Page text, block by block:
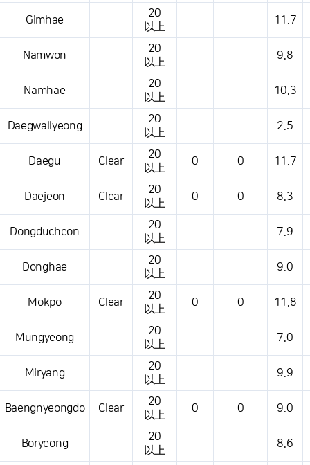
Gimhae
20
以上
11.7
Namwon
20
以上
9.8
Namhae
20
以上
10.3
Daegwallyeong
20
以上
2.5
Daegu Clear
20
以上
0 0 11.7
Daejeon Clear
20
以上
0 0 8.3
Dongducheon
20
以上
7.9
Donghae
20
以上
9.0
Mokpo Clear
20
以上
0 0 11.8
Mungyeong
20
以上
7.0
Miryang
20
以上
9.9
Baengnyeongdo Clear
20
以上
0 0 9.0
Boryeong
20
以上
8.6